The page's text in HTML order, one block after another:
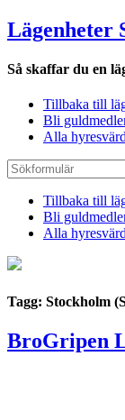
Lägenheter
Så skaffar du en
Tillbaka till
Bli
Alla
Tillbaka till
Bli
Alla
Tagg: Stockholm
BroGripen